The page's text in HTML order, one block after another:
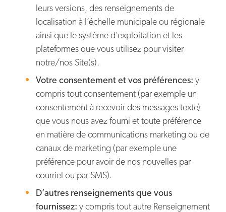
leurs versions, des renseignements de
localisation à l’échelle municipale ou régionale
ainsi que le système d’exploitation et les
plateformes que vous utilisez pour visiter
notre/nos Site(s).
Votre consentement et vos préférences: y
compris tout consentement (par exemple un
consentement à recevoir des messages texte)
que vous nous avez fourni et toute préférence
en matière de communications marketing ou de
canaux de marketing (par exemple une
préférence pour avoir de nos nouvelles par
courriel ou par SMS).
D’autres renseignements que vous
fournissez: y compris tout autre Renseignement